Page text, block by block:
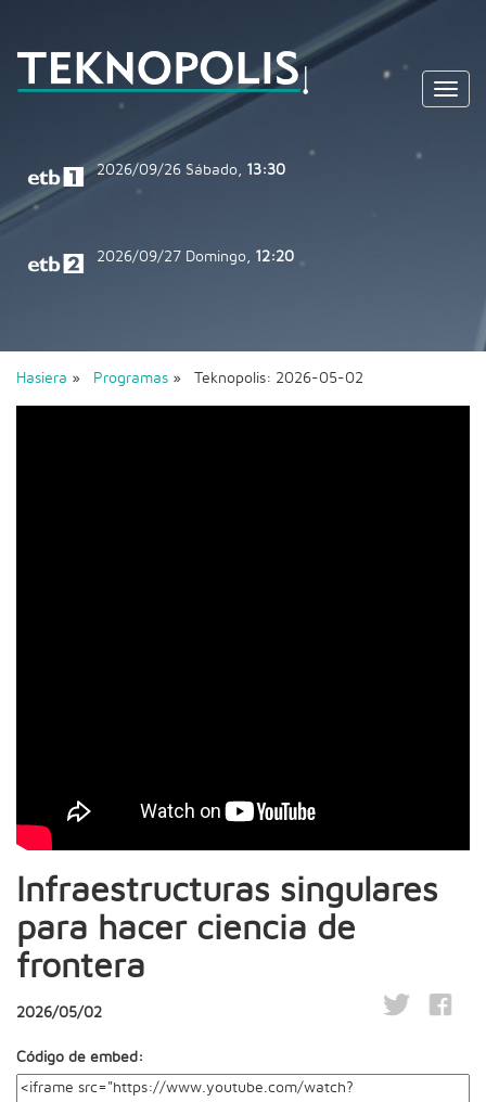
2026/09/26 Sábado, 13:30
2026/09/27 Domingo, 12:20
Hasiera » Programas » Teknopolis: 2026-05-02
Infraestructuras singulares
para hacer ciencia de
frontera
2026/05/02
Código de embed: